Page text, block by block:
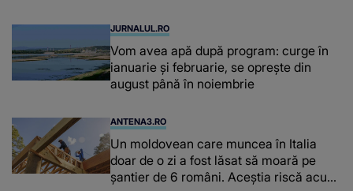
JURNALUL.RO
Vom avea apă după program: curge în
ianuarie și februarie, se oprește din
august până în noiembrie
ANTENA3.RO
Un moldovean care muncea în Italia
doar de o zi a fost lăsat să moară pe
şantier de 6 români. Aceștia riscă acum